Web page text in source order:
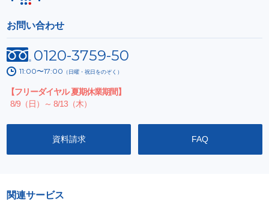
お問い合わせ
0120-3759-50
11:00〜17:00 （日曜・祝日をのぞく）
【フリーダイヤル 夏期休業期間】
8/9（日）～ 8/13（木）
資料請求 FAQ
関連サービス